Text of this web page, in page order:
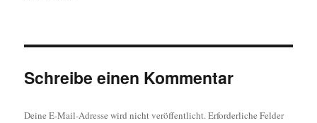
Schreibe einen Kommentar
Deine E-Mail-Adresse wird nicht veröffentlicht.Erforderliche Felder